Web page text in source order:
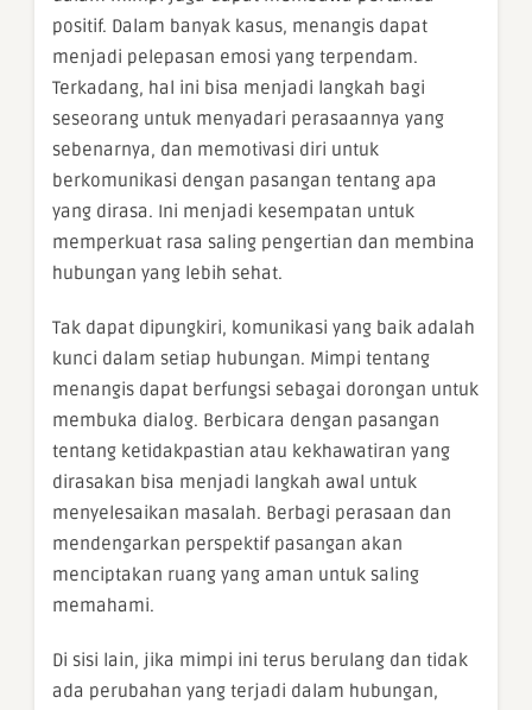
positif. Dalam banyak kasus, menangis dapat
menjadi pelepasan emosi yang terpendam.
Terkadang, hal ini bisa menjadi langkah bagi
seseorang untuk menyadari perasaannya yang
sebenarnya, dan memotivasi diri untuk
berkomunikasi dengan pasangan tentang apa
yang dirasa. Ini menjadi kesempatan untuk
memperkuat rasa saling pengertian dan membina
hubungan yang lebih sehat.
Tak dapat dipungkiri, komunikasi yang baik adalah
kunci dalam setiap hubungan. Mimpi tentang
menangis dapat berfungsi sebagai dorongan untuk
membuka dialog. Berbicara dengan pasangan
tentang ketidakpastian atau kekhawatiran yang
dirasakan bisa menjadi langkah awal untuk
menyelesaikan masalah. Berbagi perasaan dan
mendengarkan perspektif pasangan akan
menciptakan ruang yang aman untuk saling
memahami.
Di sisi lain, jika mimpi ini terus berulang dan tidak
ada perubahan yang terjadi dalam hubungan,